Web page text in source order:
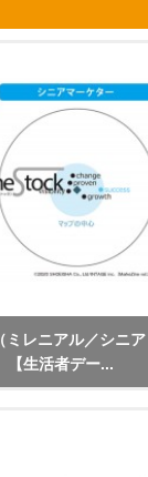
ミレニアル／シニア
【生活者デー...